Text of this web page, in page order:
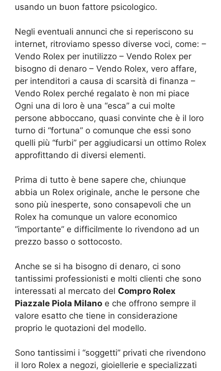
usando un buon fattore psicologico.
Negli eventuali annunci che si reperiscono su
internet, ritroviamo spesso diverse voci, come: –
Vendo Rolex per inutilizzo – Vendo Rolex per
bisogno di denaro – Vendo Rolex, vero affare,
per intenditori a causa di scarsità di finanza –
Vendo Rolex perché regalato è non mi piace
Ogni una di loro è una “esca” a cui molte
persone abboccano, quasi convinte che è il loro
turno di “fortuna” o comunque che essi sono
quelli più “furbi” per aggiudicarsi un ottimo Rolex
approfittando di diversi elementi.
Prima di tutto è bene sapere che, chiunque
abbia un Rolex originale, anche le persone che
sono più inesperte, sono consapevoli che un
Rolex ha comunque un valore economico
“importante” e difficilmente lo rivendono ad un
prezzo basso o sottocosto.
Anche se si ha bisogno di denaro, ci sono
tantissimi professionisti e molti clienti che sono
interessati al mercato del Compro Rolex
Piazzale Piola Milano e che offrono sempre il
valore esatto che tiene in considerazione
proprio le quotazioni del modello.
Sono tantissimi i “soggetti” privati che rivendono
il loro Rolex a negozi, gioiellerie e specializzati